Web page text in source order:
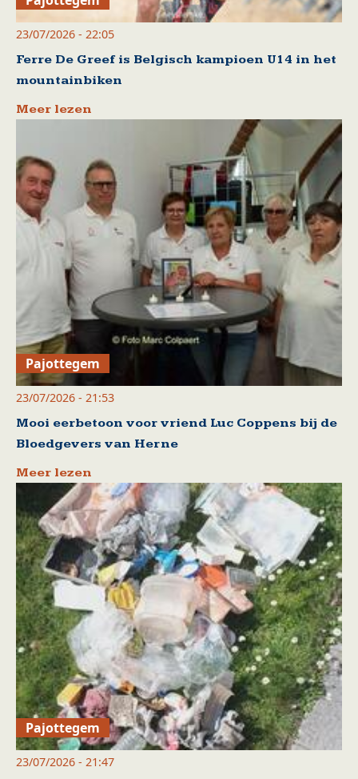
23/07/2026 - 22:05
Ferre De Greef is Belgisch kampioen U14 in het
mountainbiken
Meer lezen
Pajottegem
23/07/2026 - 21:53
Mooi eerbetoon voor vriend Luc Coppens bij de
Bloedgevers van Herne
Meer lezen
Pajottegem
23/07/2026 - 21:47